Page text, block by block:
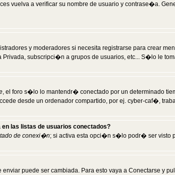
vuelva a verificar su nombre de usuario y contrase�a.
y moderadores si necesita registrarse para crear
subscripci�n a grupos de usuarios, etc... S�lo le
, el foro s�lo lo mantendr� conectado por un determinado
desde un ordenador compartido, por ej. cyber-caf�,
las listas de usuarios conectados?
de conexi�n; si activa esta opci�n s�lo podr� ser visto
puede ser cambiada. Para esto vaya a Conectarse y